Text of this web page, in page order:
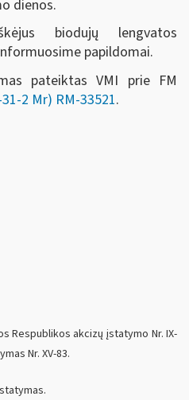
dienos.
biodujų lengvatos
papildomai.
pateiktas VMI prie FM
2 Mr) RM-33521.
Respublikos akcizų įstatymo Nr. IX-
Nr. XV-83.